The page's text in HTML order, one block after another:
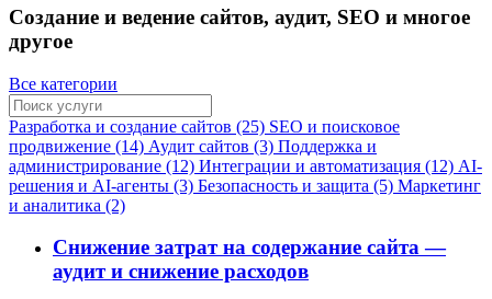
Создание и ведение сайтов, аудит, SEO и многое
другое
Все категории
Разработка и создание сайтов (25) SEO и поисковое
продвижение (14) Аудит сайтов (3) Поддержка и
администрирование (12) Интеграции и автоматизация (12) AI-
решения и AI-агенты (3) Безопасность и защита (5) Маркетинг
и аналитика (2)
Снижение затрат на содержание сайта —
аудит и снижение расходов